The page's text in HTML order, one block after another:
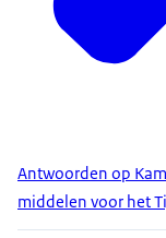
Antwoorden op
middelen voor het